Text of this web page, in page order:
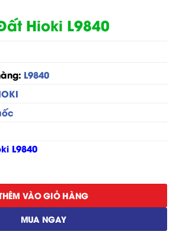
Hioki L9840
L9840
L9840
số lượng
VÀO GIỎ HÀNG
MUA NGAY